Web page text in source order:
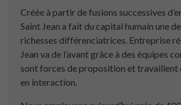
Créée à partir de fusions successives
Saint Jean a fait du capital humain une
richesses différenciatrices. Entreprise
Jean va de l’avant grâce à des équipes
sont forces de proposition et travaillent
en interaction.